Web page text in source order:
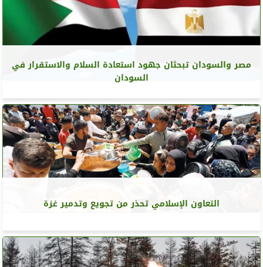
مصر والسودان تبحثان جهود استعادة السلام والاستقرار في
السودان
التعاون الإسلامي تحذر من تجويع وتدمير غزة